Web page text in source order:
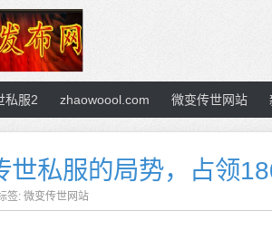
私服2 zhaowoool.com 微变传世网站
世私服的局势，占领
签: 微变传世网站